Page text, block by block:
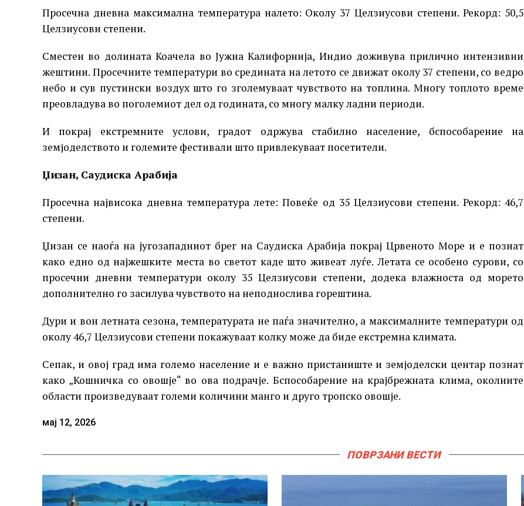
Просечна дневна максимална температура налето: Околу 37 Целзиусови степени. Рекорд: 50,5
Целзиусови степени.
Сместен во долината Коачела во Јужна Калифорнија, Индио доживува прилично интензивни
жештини. Просечните температури во средината на летото се движат околу 37 степени, со ведро
небо и сув пустински воздух што го зголемуваат чувството на топлина. Многу топлото време
преовладува во поголемиот дел од годината, со многу малку ладни периоди.
И покрај екстремните услови, градот одржува стабилно население, бспособарение на
земјоделството и големите фестивали што привлекуваат посетители.
Џизан, Саудиска Арабија
Просечна највисока дневна температура лете: Повеќе од 35 Целзиусови степени. Рекорд: 46,7
степени.
Џизан се наоѓа на југозападниот брег на Саудиска Арабија покрај Црвеното Море и е познат
како едно од најжешките места во светот каде што живеат луѓе. Летата се особено сурови, со
просечни дневни температури околу 35 Целзиусови степени, додека влажноста од морето
дополнително го засилува чувството на неподнослива горештина.
Дури и вон летната сезона, температурата не паѓа значително, а максималните температури од
околу 46,7 Целзиусови степени покажуваат колку може да биде екстремна климата.
Сепак, и овој град има големо население и е важно пристаниште и земјоделски центар познат
како „Кошничка со овошје“ во ова подрачје. Бспособарение на крајбрежната клима, околните
области произведуваат големи количини манго и друго тропско овошје.
мај 12, 2026
ПОВРЗАНИ ВЕСТИ